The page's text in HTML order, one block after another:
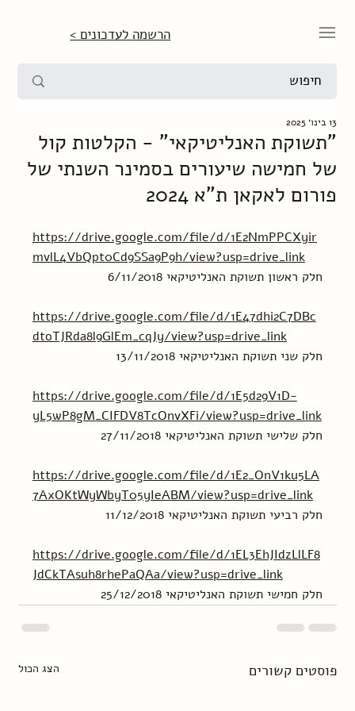
הרשמה לעדכונים >
"תשוקת האנליטיקאי" - הקלטות קול
של חמישה שיעורים בסמינר השנתי של
פורום לאקאן ת"א 2024
13 בינו׳ 2025
https://drive.google.com/file/d/1E2NmPPCXyir
mvlL4VbQpt0Cd9SSa9P9h/view?usp=drive_link
חלק ראשון תשוקת האנליטיקאי 6/11/2018
https://drive.google.com/file/d/1E47dhi2C7DBc
dtoTJRda8l9GlEm_cqJy/view?usp=drive_link
חלק שני תשוקת האנליטיקאי 13/11/2018
https://drive.google.com/file/d/1E5d29V1D-
yL5wP8gM_CIFDV8TcOnvXFi/view?usp=drive_link
חלק שלישי תשוקת האנליטיקאי 27/11/2018
https://drive.google.com/file/d/1E2_OnV1ku5LA
7AxOKtWyWbyT05yIeABM/view?usp=drive_link
חלק רביעי תשוקת האנליטיקאי 11/12/2018
https://drive.google.com/file/d/1EL3EhJIdzLlLF8
JdCkTAsuh8rhePaQAa/view?usp=drive_link
חלק חמישי תשוקת האנליטיקאי 25/12/2018
פוסטים קשורים הצג הכול